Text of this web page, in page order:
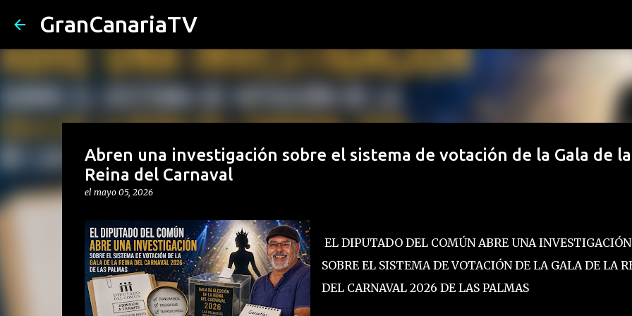
GranCanariaTV
Abren una investigación sobre el sistema de votación de la Gala de la
Reina del Carnaval
el mayo 05, 2026
EL DIPUTADO DEL COMÚN ABRE UNA INVESTIGACIÓN
SOBRE EL SISTEMA DE VOTACIÓN DE LA GALA DE LA
DEL CARNAVAL 2026 DE LAS PALMAS